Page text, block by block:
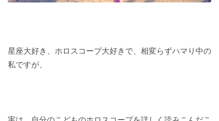
星座大好き、ホロスコープ大好きで、相変らずハマり中の
私ですが、